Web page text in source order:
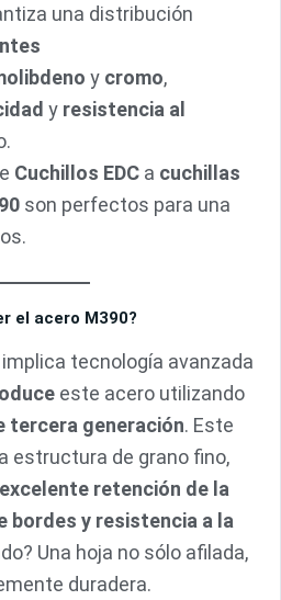
una distribución
y cromo,
y resistencia al
Cuchillos EDC a cuchillas
son perfectos para una
el acero M390?
tecnología avanzada
este acero utilizando
tercera generación. Este
estructura de grano fino,
excelente retención de la
bordes y resistencia a la
Una hoja no sólo afilada,
duradera.